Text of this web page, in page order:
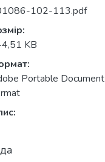
102-113.pdf
KB
Portable Document